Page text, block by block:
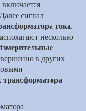
сигнал
тока.
несколько
в других